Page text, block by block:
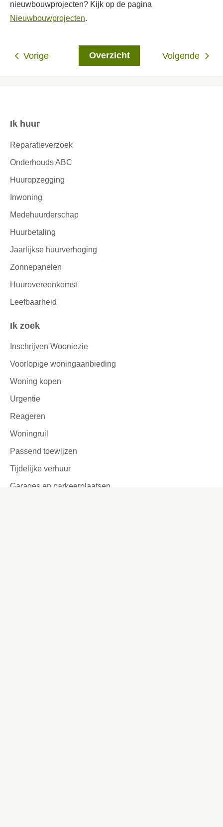
nieuwbouwprojecten? Kijk op de pagina
Nieuwbouwprojecten.
Volgende
Overzicht
Vorige
Contactinformatie
Ik huur
Reparatieverzoek
Onderhouds ABC
Huuropzegging
Inwoning
Medehuurderschap
Huurbetaling
Jaarlijkse huurverhoging
Zonnepanelen
Huurovereenkomst
Leefbaarheid
Ik zoek
Inschrijven Wooniezie
Voorlopige woningaanbieding
Woning kopen
Urgentie
Reageren
Woningruil
Passend toewijzen
Tijdelijke verhuur
Garages en parkeerplaatsen